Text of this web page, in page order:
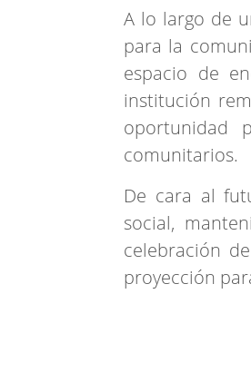
A lo largo de
para la
espacio de
institución
oportunidad
comunitarios.
De cara al
social,
celebración
proyección